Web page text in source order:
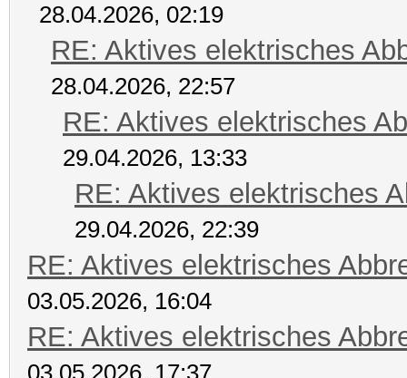
28.04.2026, 02:19
RE: Aktives elektrisches
28.04.2026, 22:57
RE: Aktives elektrisches
29.04.2026, 13:33
RE: Aktives elektrisches
29.04.2026, 22:39
RE: Aktives elektrisches
03.05.2026, 16:04
RE: Aktives elektrisches
03.05.2026, 17:37